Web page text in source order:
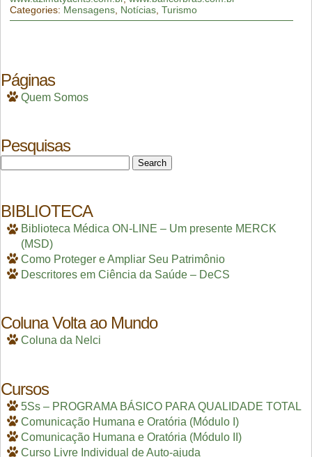
Categories: Mensagens, Notícias, Turismo
Páginas
Quem Somos
Pesquisas
for:
BIBLIOTECA
Biblioteca Médica ON-LINE – Um presente MERCK
(MSD)
Como Proteger e Ampliar Seu Patrimônio
Descritores em Ciência da Saúde – DeCS
Coluna Volta ao Mundo
Coluna da Nelci
Cursos
5Ss – PROGRAMA BÁSICO PARA QUALIDADE TOTAL
Comunicação Humana e Oratória (Módulo I)
Comunicação Humana e Oratória (Módulo II)
Curso Livre Individual de Auto-ajuda